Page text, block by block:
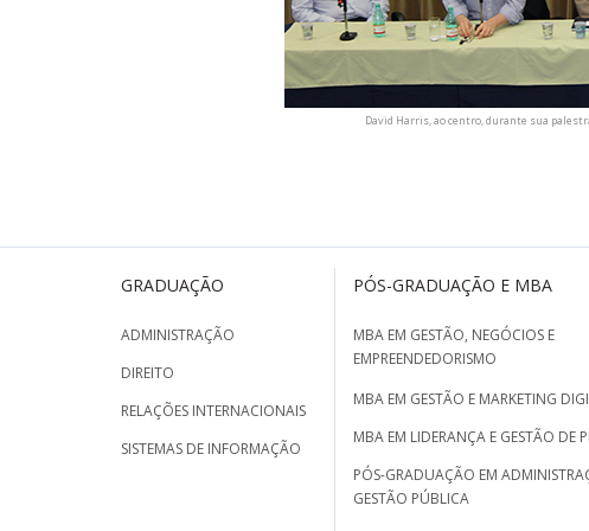
David Harris, ao centro, durante sua
GRADUAÇÃO
ADMINISTRAÇÃO
DIREITO
RELAÇÕES INTERNACIONAIS
SISTEMAS DE INFORMAÇÃO
PÓS-GRADUAÇÃO E MBA
MBA EM GESTÃO, NEGÓCIOS E
EMPREENDEDORISMO
MBA EM GESTÃO E MARKETING
MBA EM LIDERANÇA E GESTÃO DE
PÓS-GRADUAÇÃO EM
GESTÃO PÚBLICA